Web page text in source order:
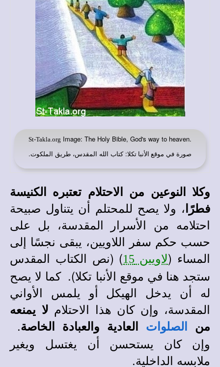
St-Takla.org Image: The Holy Bible, God's way to heaven.
صورة في موقع الأنبا تكلا: كتاب الله المقدس، طريق الملكوت.
وكلا النوعين من الاحتلام تعتبره الكنيسة
فطرًا، ولا يصح للمحتلم أن يتناول صبيحة
احتلامه من الأسرار المقدسة، بل على
حسب حكم سفر اللاويين، يبقى نجسًا إلى
المساء (لاويين 15
) (نص الكتاب المقدس
ستجد هنا في موقع الأنبا تكلا). كما لا يصح
له أن يدخل الهيكل أو يلمس الأواني
المقدسة، وإن كان هذا الاحتلام لا يمنعه
من
الصلوات العادية والعبادة الخاصة.
وإن كان يستحسن أن يغتسل ويغير
ملابسه الداخلية.